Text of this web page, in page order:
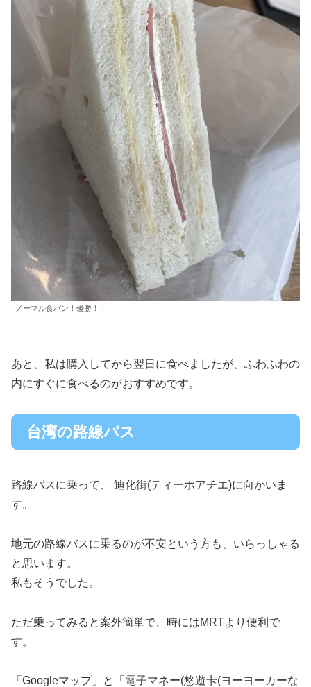
ノーマル食パン！優勝！！
あと、私は購入してから翌日に食べましたが、ふわふわの
内にすぐに食べるのがおすすめです。
台湾の路線バス
路線バスに乗って、 迪化街(ティーホアチエ)に向かいま
す。
地元の路線バスに乗るのが不安という方も、いらっしゃる
と思います。
私もそうでした。
ただ乗ってみると案外簡単で、時にはMRTより便利で
す。
「Googleマップ」と「電子マネー(悠遊卡(ヨーヨーカーな